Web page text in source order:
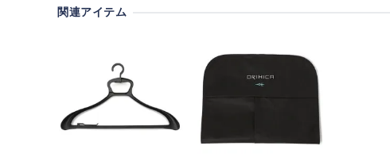
関連アイテム